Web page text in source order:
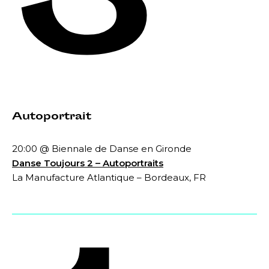
Autoportrait
20:00 @ Biennale de Danse en Gironde
Danse Toujours 2 – Autoportraits
La Manufacture Atlantique – Bordeaux, FR